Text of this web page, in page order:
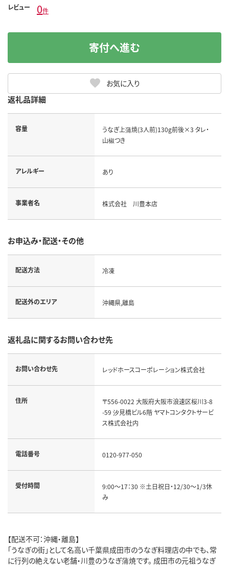
レビュー 0件
お気に入り
寄付へ進む
返礼品詳細
容量
うなぎ上蒲焼(3人前)130g前後×3 タレ・
山椒つき
アレルギー あり
事業者名 株式会社 川豊本店
お申込み・配送・その他
配送方法 冷凍
配送外のエリア 沖縄県,離島
返礼品に関するお問い合わせ先
お問い合わせ先 レッドホースコーポレーション株式会社
住所
〒556-0022 大阪府大阪市浪速区桜川3-8
-59 汐見橋ビル6階 ヤマトコンタクトサービ
ス株式会社内
電話番号 0120-977-050
受付時間
9:00～17：30 ※土日祝日・12/30～1/3休
み
【配送不可：沖縄・離島】
「うなぎの街」として名高い千葉県成田市のうなぎ料理店の中でも、常
に行列の絶えない老舗・川豊のうなぎ蒲焼です。 成田市の元祖うなぎ